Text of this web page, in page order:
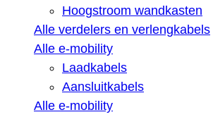
Hoogstroom wandkasten
Alle verdelers en verlengkabels
Alle e-mobility
Laadkabels
Aansluitkabels
Alle e-mobility